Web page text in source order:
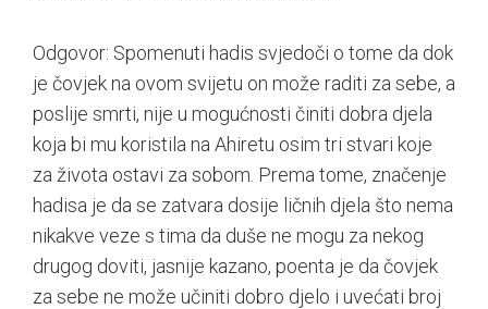
Odgovor: Spomenuti hadis svjedoči o tome da dok
je čovjek na ovom svijetu on može raditi za sebe, a
poslije smrti, nije u mogućnosti činiti dobra djela
koja bi mu koristila na Ahiretu osim tri stvari koje
za života ostavi za sobom. Prema tome, značenje
hadisa je da se zatvara dosije ličnih djela što nema
nikakve veze s tima da duše ne mogu za nekog
drugog doviti, jasnije kazano, poenta je da čovjek
za sebe ne može učiniti dobro djelo i uvećati broj